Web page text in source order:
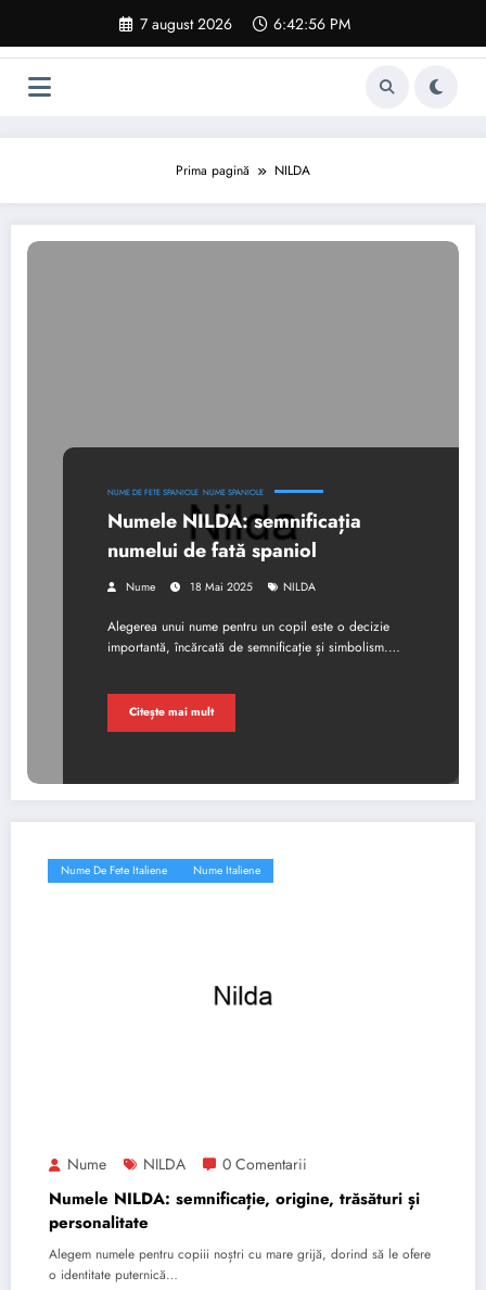
conținut
7 august 2026 6:42:57 PM
Prima pagină NILDA
NUME DE FETE SPANIOLE NUME SPANIOLE
Numele NILDA: semnificația
numelui de fată spaniol
Nume 18 Mai 2025 NILDA
Alegerea unui nume pentru un copil este o decizie
importantă, încărcată de semnificație și simbolism.…
Citește mai mult
Nume De Fete Italiene Nume Italiene
Nume NILDA 0 Comentarii
Numele NILDA: semnificație, origine, trăsături și
personalitate
Alegem numele pentru copiii noștri cu mare grijă, dorind să le ofere
o identitate puternică…